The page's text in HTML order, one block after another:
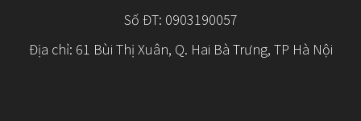
Số ĐT: 0903190057
Địa chỉ: 61 Bùi Thị Xuân, Q. Hai Bà Trưng, TP Hà Nội